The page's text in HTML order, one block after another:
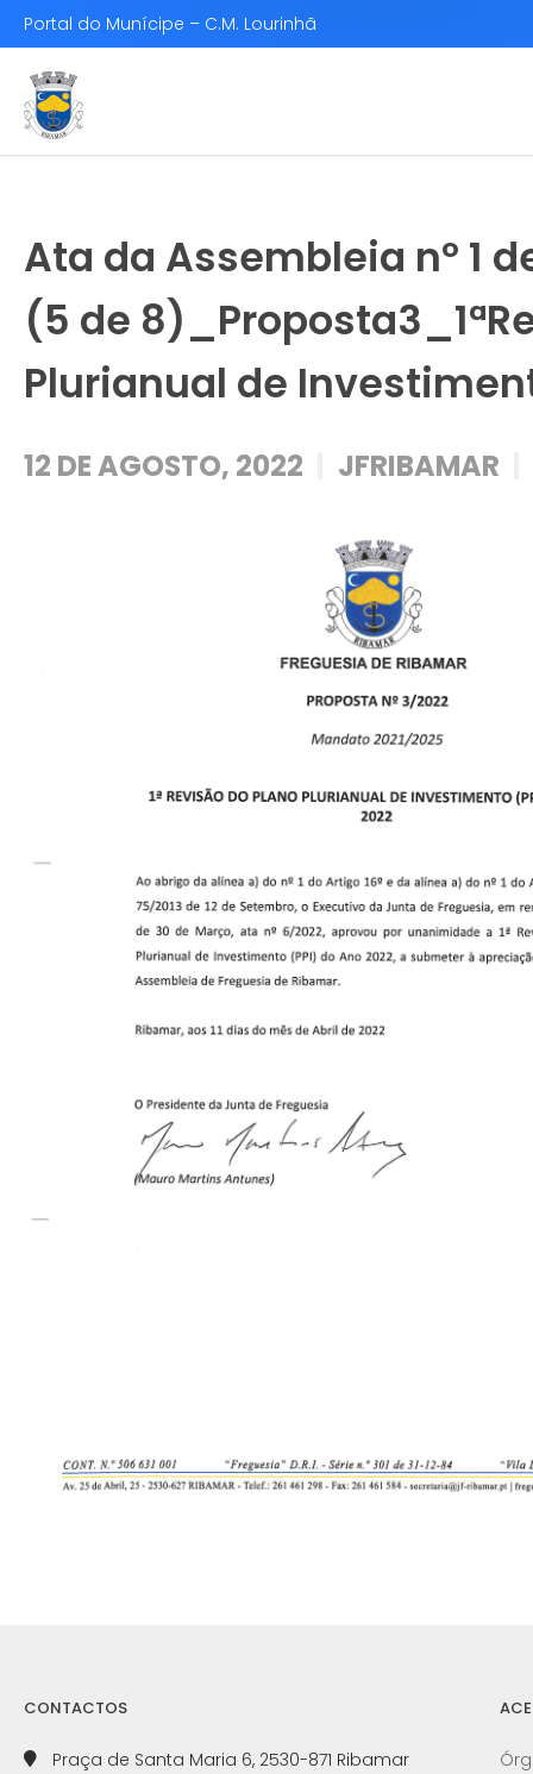
Portal do Munícipe – C.M. Lourinhã
Ata da Assembleia nº 1
(5 de
Plurianual de
12 DE AGOSTO, 2022 JFRIBAMAR
CONTACTOS
Praça de Santa Maria 6, 2530-871 Ribamar